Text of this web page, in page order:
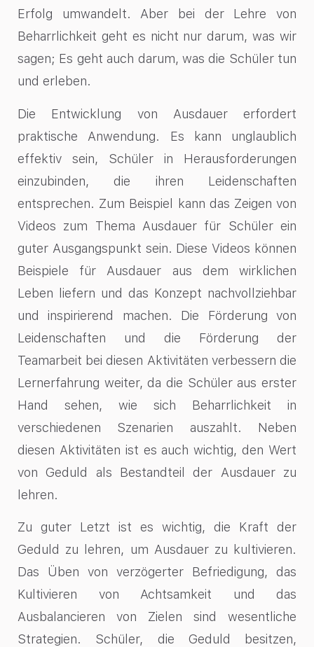
Erfolg umwandelt. Aber bei der Lehre von
Beharrlichkeit geht es nicht nur darum, was wir
sagen; Es geht auch darum, was die Schüler tun
und erleben.
Die Entwicklung von Ausdauer erfordert
praktische Anwendung. Es kann unglaublich
effektiv sein, Schüler in Herausforderungen
einzubinden, die ihren Leidenschaften
entsprechen. Zum Beispiel kann das Zeigen von
Videos zum Thema Ausdauer für Schüler ein
guter Ausgangspunkt sein. Diese Videos können
Beispiele für Ausdauer aus dem wirklichen
Leben liefern und das Konzept nachvollziehbar
und inspirierend machen. Die Förderung von
Leidenschaften und die Förderung der
Teamarbeit bei diesen Aktivitäten verbessern die
Lernerfahrung weiter, da die Schüler aus erster
Hand sehen, wie sich Beharrlichkeit in
verschiedenen Szenarien auszahlt. Neben
diesen Aktivitäten ist es auch wichtig, den Wert
von Geduld als Bestandteil der Ausdauer zu
lehren.
Zu guter Letzt ist es wichtig, die Kraft der
Geduld zu lehren, um Ausdauer zu kultivieren.
Das Üben von verzögerter Befriedigung, das
Kultivieren von Achtsamkeit und das
Ausbalancieren von Zielen sind wesentliche
Strategien. Schüler, die Geduld besitzen,